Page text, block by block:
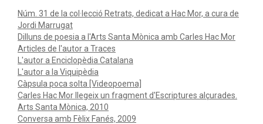
Núm. 31 de la col·lecció Retrats, dedicat a Hac Mor, a cura de
Jordi Marrugat
Dilluns de poesia a l'Arts Santa Mònica amb Carles Hac Mor
Articles de l'autor a Traces
L'autor a Enciclopèdia Catalana
L'autor a la Viquipèdia
Càpsula poca solta [Videopoema]
Carles Hac Mor llegeix un fragment d'Escriptures alçurades.
Arts Santa Mònica, 2010
Conversa amb Fèlix Fanés, 2009